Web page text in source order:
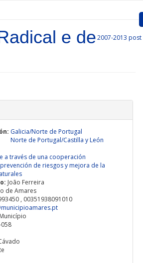
2007-2013 post
e de
Galicia/Norte de Portugal
Norte de Portugal/Castilla y León
a través de una cooperación
de riesgos y mejora de la
João Ferreira
de Amares
, 00351938091010